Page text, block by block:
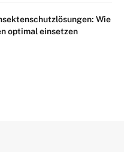
Wie
optimal einsetzen